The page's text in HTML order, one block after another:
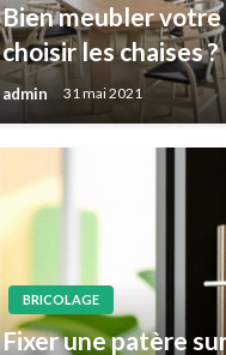
Bien meubler votre
choisir les chaises ?
admin 31 mai 2021
BRICOLAGE
Fixer une patère